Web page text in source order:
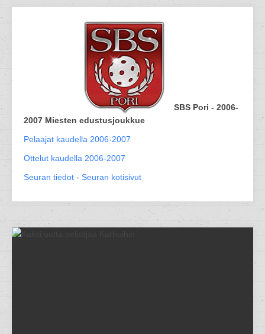
SBS Pori - 2006-
2007 Miesten edustusjoukkue
Pelaajat kaudella 2006-2007
Ottelut kaudella 2006-2007
Seuran tiedot - Seuran kotisivut